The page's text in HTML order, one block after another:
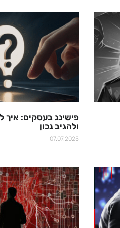
פישינג בעסקים: איך
ולהגיב נכון
07.07.2025